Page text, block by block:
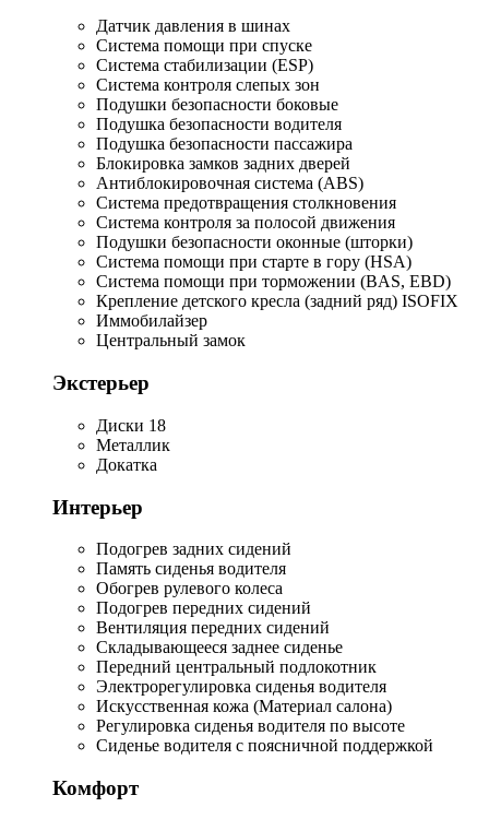
Датчик давления в шинах
Система помощи при спуске
Система стабилизации (ESP)
Система контроля слепых зон
Подушки безопасности боковые
Подушка безопасности водителя
Подушка безопасности пассажира
Блокировка замков задних дверей
Антиблокировочная система (ABS)
Система предотвращения столкновения
Система контроля за полосой движения
Подушки безопасности оконные (шторки)
Система помощи при старте в гору (HSA)
Система помощи при торможении (BAS, EBD)
Крепление детского кресла (задний ряд) ISOFIX
Иммобилайзер
Центральный замок
Экстерьер
Диски 18
Металлик
Докатка
Интерьер
Подогрев задних сидений
Память сиденья водителя
Обогрев рулевого колеса
Подогрев передних сидений
Вентиляция передних сидений
Складывающееся заднее сиденье
Передний центральный подлокотник
Электрорегулировка сиденья водителя
Искусственная кожа (Материал салона)
Регулировка сиденья водителя по высоте
Сиденье водителя с поясничной поддержкой
Комфорт